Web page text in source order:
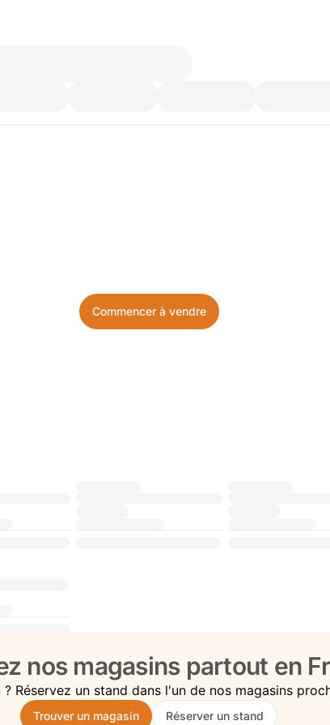
Commencer à vendre
nos magasins partout en
Réservez un stand dans l'un de nos magasins
Trouver un magasin Réserver un stand